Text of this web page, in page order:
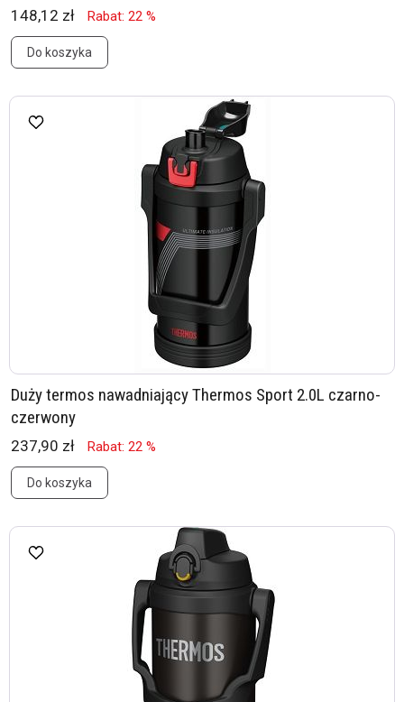
148,12 zł Rabat: 22 %
Do koszyka
Duży termos nawadniający Thermos Sport 2.0L czarno-
czerwony
237,90 zł Rabat: 22 %
Do koszyka